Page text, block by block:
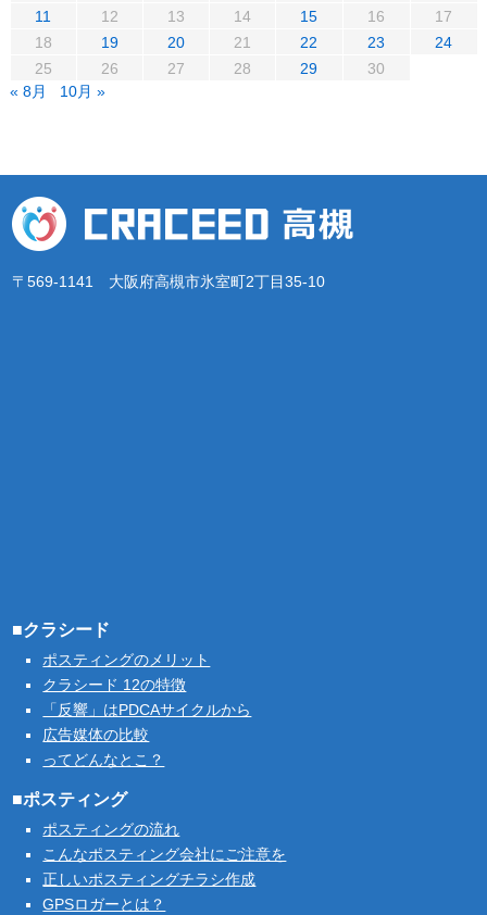
11
12 13 14 15 16
17
18
19 20 21 22 23
24
25
26 27 28 29
30
« 8月
10月 »
〒569-1141 大阪府高槻市氷室町2丁目35-10
■クラシード
ポスティングのメリット
クラシード 12の特徴
「反響」はPDCAサイクルから
広告媒体の比較
ってどんなとこ？
■ポスティング
ポスティングの流れ
こんなポスティング会社にご注意を
正しいポスティングチラシ作成
GPSロガーとは？